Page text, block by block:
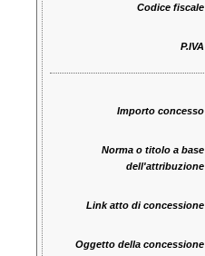
Codice fiscale
P.IVA
Importo concesso
Norma o titolo a base
dell'attribuzione
Link atto di concessione
Oggetto della concessione